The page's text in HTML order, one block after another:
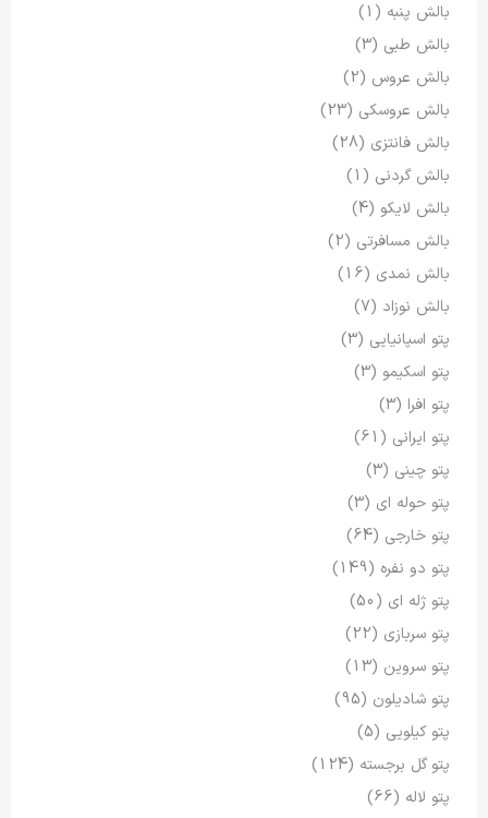
بالش پنبه (1)
بالش طبی (3)
بالش عروس (2)
بالش عروسکی (23)
بالش فانتزی (28)
بالش گردنی (1)
بالش لایکو (4)
بالش مسافرتی (2)
بالش نمدی (16)
بالش نوزاد (7)
پتو اسپانیایی (3)
پتو اسکیمو (3)
پتو افرا (3)
پتو ایرانی (61)
پتو چینی (3)
پتو حوله ای (3)
پتو خارجی (64)
پتو دو نفره (149)
پتو ژله ای (50)
پتو سربازی (22)
پتو سروین (13)
پتو شادیلون (95)
پتو کیلویی (5)
پتو گل برجسته (124)
پتو لاله (66)